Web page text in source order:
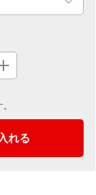
れる